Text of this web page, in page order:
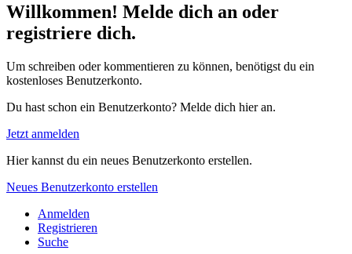
Willkommen! Melde dich an oder
registriere dich.
Um schreiben oder kommentieren zu können, benötigst du ein
kostenloses Benutzerkonto.
Du hast schon ein Benutzerkonto? Melde dich hier an.
Jetzt anmelden
Hier kannst du ein neues Benutzerkonto erstellen.
Neues Benutzerkonto erstellen
Anmelden
Registrieren
Suche